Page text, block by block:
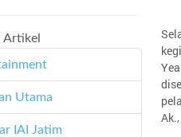
Artikel
Utama
IAI Jatim